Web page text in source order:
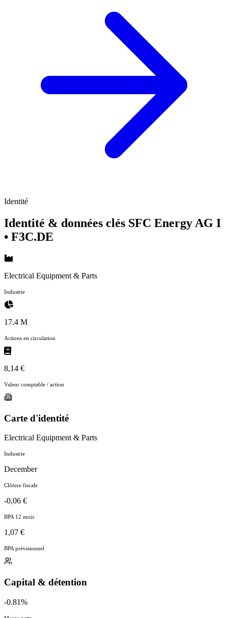
Identité
Identité & données clés SFC Energy AG I
• F3C.DE
Electrical Equipment & Parts
Industrie
17.4 M
Actions en circulation
8,14 €
Valeur comptable / action
Carte d'identité
Electrical Equipment & Parts
Industrie
December
Clôture fiscale
-0,06 €
BPA 12 mois
1,07 €
BPA prévisionnel
Capital & détention
-0.81%